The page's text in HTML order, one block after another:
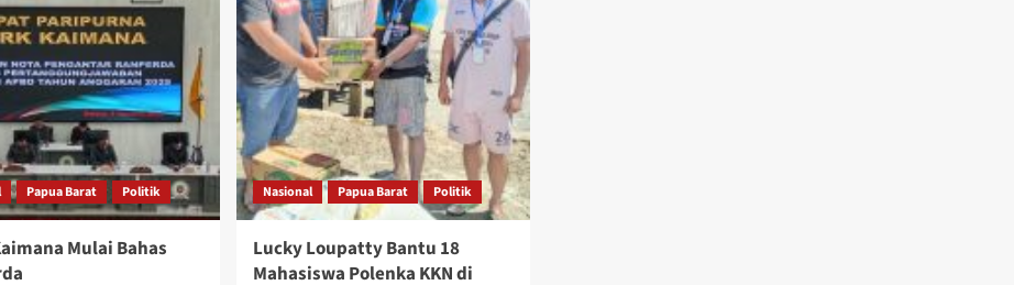
Papua Barat Politik
Mulai Bahas
Nasional Papua Barat Politik
Lucky Loupatty Bantu 18
Mahasiswa Polenka KKN di